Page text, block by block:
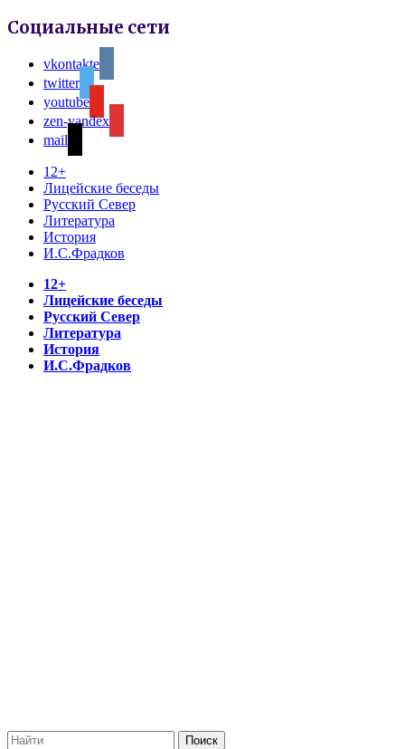
Социальные сети
vkontakte
twitter
youtube
zen-yandex
mail
12+
Лицейские беседы
Русский Север
Литература
История
И.С.Фрадков
12+
Лицейские беседы
Русский Север
Литература
История
И.С.Фрадков